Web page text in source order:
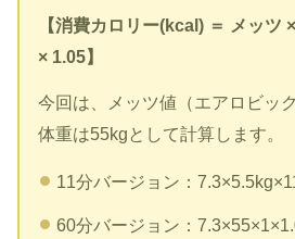
【消費カロリー(kcal) ＝ メッツ
× 1.05】
今回は、メッツ値（エアロビッ
体重は55kgとして計算します。
11分バージョン：
60分バージョン：